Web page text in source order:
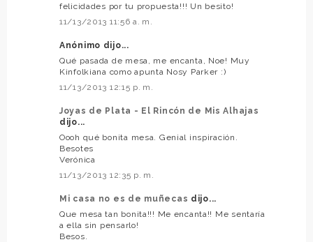
felicidades por tu propuesta!!! Un besito!
11/13/2013 11:56 a. m.
Anónimo dijo...
Qué pasada de mesa, me encanta, Noe! Muy
Kinfolkiana como apunta Nosy Parker :)
11/13/2013 12:15 p. m.
Joyas de Plata - El Rincón de Mis Alhajas
dijo...
Oooh qué bonita mesa. Genial inspiración.
Besotes
Verónica
11/13/2013 12:35 p. m.
Mi casa no es de muñecas dijo...
Que mesa tan bonita!!! Me encanta!! Me sentaría
a ella sin pensarlo!
Besos.